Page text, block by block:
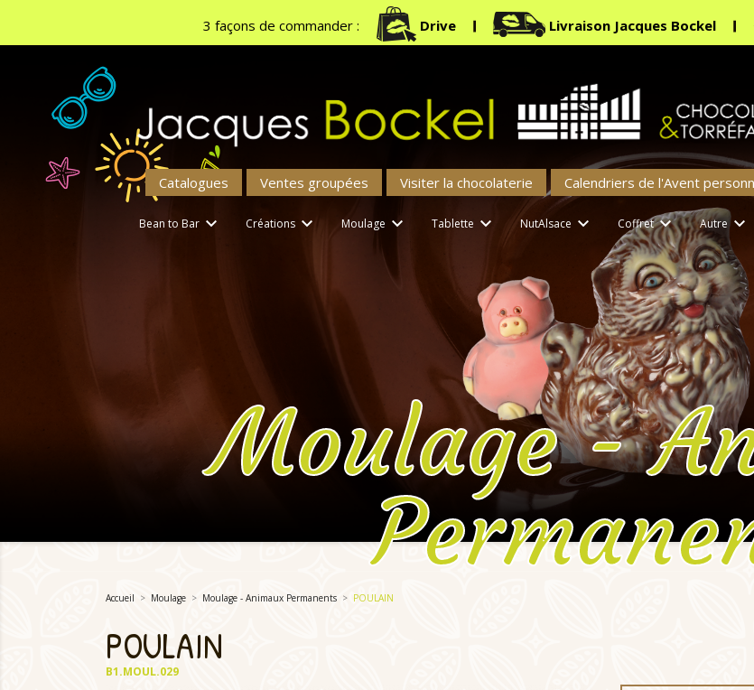
3 façons de commander : Drive Livraison Jacques Bockel
Catalogues Ventes groupées Visiter la chocolaterie Calendriers de l'Avent

Bean to Bar 
Créations 
Moulage 
Tablette 
NutAlsace 
Coffret 
Autre
Moulage -
Accueil Moulage Moulage - Animaux Permanents POULAIN
POULAIN
B1.MOUL.029